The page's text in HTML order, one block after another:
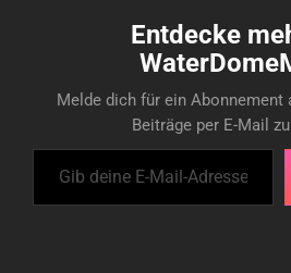
Entdecke
Melde dich für ein Abonnement
Beiträge per E-Mail
Gib deine E-Mail-Adresse ein ...